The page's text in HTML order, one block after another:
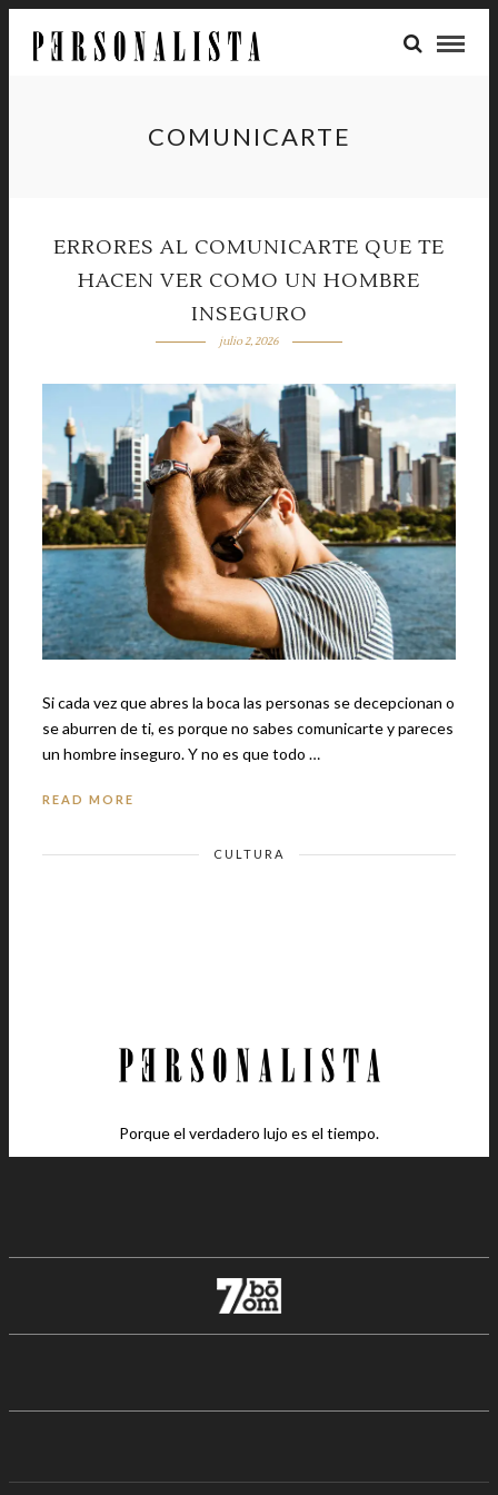
COMUNICARTE
ERRORES AL COMUNICARTE QUE TE
HACEN VER COMO UN HOMBRE
INSEGURO
julio 2, 2026
Si cada vez que abres la boca las personas se decepcionan o
se aburren de ti, es porque no sabes comunicarte y pareces
un hombre inseguro. Y no es que todo …
READ MORE
CULTURA
Porque el verdadero lujo es el tiempo.